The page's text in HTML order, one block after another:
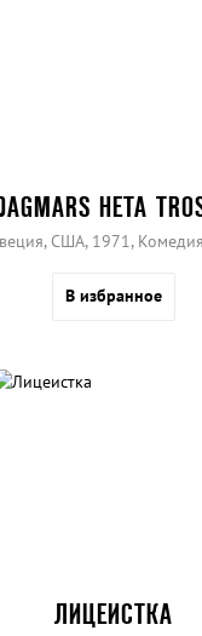
HETA
США, 1971,
В избранное
ЛИЦЕИСТКА